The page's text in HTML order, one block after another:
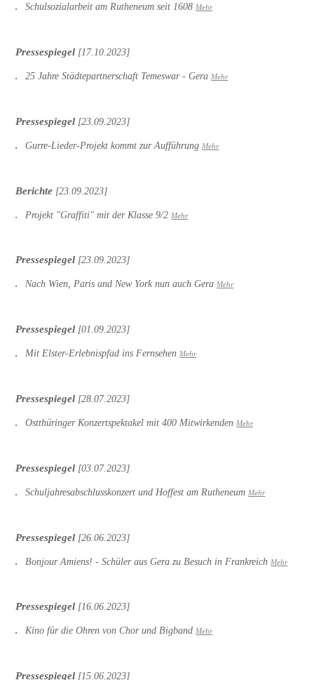
Schulsozialarbeit am Rutheneum seit 1608 Mehr
Pressespiegel [17.10.2023]
25 Jahre Städtepartnerschaft Temeswar - Gera Mehr
Pressespiegel [23.09.2023]
Gurre-Lieder-Projekt kommt zur Aufführung Mehr
Berichte [23.09.2023]
Projekt "Graffiti" mit der Klasse 9/2 Mehr
Pressespiegel [23.09.2023]
Nach Wien, Paris und New York nun auch Gera Mehr
Pressespiegel [01.09.2023]
Mit Elster-Erlebnispfad ins Fernsehen Mehr
Pressespiegel [28.07.2023]
Ostthüringer Konzertspektakel mit 400 Mitwirkenden Mehr
Pressespiegel [03.07.2023]
Schuljahresabschlusskonzert und Hoffest am Rutheneum Mehr
Pressespiegel [26.06.2023]
Bonjour Amiens! - Schüler aus Gera zu Besuch in Frankreich Mehr
Pressespiegel [16.06.2023]
Kino für die Ohren von Chor und Bigband Mehr
Pressespiegel [15.06.2023]